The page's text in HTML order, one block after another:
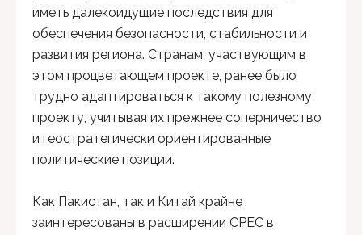
иметь далекоидущие последствия для
обеспечения безопасности, стабильности и
развития региона. Странам, участвующим в
этом процветающем проекте, ранее было
трудно адаптироваться к такому полезному
проекту, учитывая их прежнее соперничество
и геостратегически ориентированные
политические позиции.
Как Пакистан, так и Китай крайне
заинтересованы в расширении CPEC в